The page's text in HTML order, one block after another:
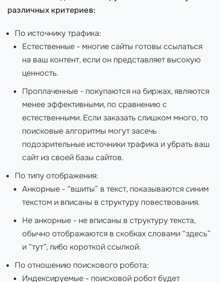
различных критериев:
По источнику трафика:
Естественные - многие сайты готовы ссылаться
на ваш контент, если он представляет высокую
ценность.
Проплаченные - покупаются на биржах, являются
менее эффективными, по сравнению с
естественными. Если заказать слишком много, то
поисковые алгоритмы могут засечь
подозрительные источники трафика и убрать ваш
сайт из своей базы сайтов.
По типу отображения:
Анкорные - “вшиты” в текст, показываются синим
текстом и вписаны в структуру повествования.
Не анкорные - не вписаны в структуру текста,
обычно отображаются в скобках словами “здесь”
и “тут”, либо короткой ссылкой.
По отношению поискового робота:
Индексируемые - поисковой робот будет